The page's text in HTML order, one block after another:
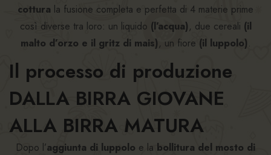
cottura la fusione completa e perfetta di 4 materie prime
così diverse tra loro: un liquido (l’acqua), due cereali (il
malto d’orzo e il gritz di mais), un fiore (il luppolo).
Il processo di produzione
DALLA BIRRA GIOVANE
ALLA BIRRA MATURA
Dopo l’aggiunta di luppolo e la bollitura del mosto di